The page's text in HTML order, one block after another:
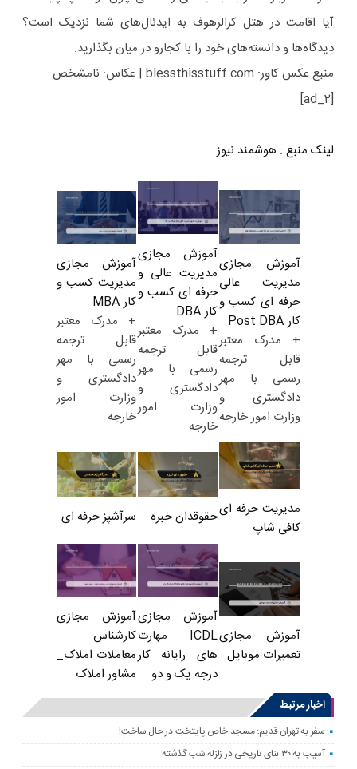
آیا اقامت در هتل کرالرهوف به ایدئال‌های شما نزدیک است؟
دیدگاه‌ها و دانسته‌های خود را با کجارو در میان بگذارید.
منبع عکس کاور: blessthisstuff.com | عکاس: نامشخص
[ad_2]
لینک منبع : هوشمند نیوز
آموزش مجازی
مدیریت عالی
حرفه ای کسب و
کار Post DBA
+ مدرک معتبر
قابل ترجمه
رسمی با مهر
دادگستری و
وزارت امور خارجه
آموزش مجازی
مدیریت عالی و
حرفه ای کسب و
کار DBA
+ مدرک معتبر
قابل ترجمه
رسمی با مهر
دادگستری و
وزارت امور
خارجه
آموزش مجازی
مدیریت کسب و
کار MBA
+ مدرک معتبر
قابل ترجمه
رسمی با مهر
دادگستری و
وزارت امور
خارجه
مدیریت حرفه ای
کافی شاپ
حقوقدان خبره سرآشپز حرفه ای
آموزش مجازی
تعمیرات موبایل
آموزش مجازی
ICDL مهارت
های رایانه کار
درجه یک و دو
آموزش مجازی
کارشناس
معاملات املاک_
مشاور املاک
اخبار مرتبط
سفر به تهران قدیم؛ مسجد خاص پایتخت در حال ساخت!
آسیب به ۳۰ بنای تاریخی در زلزله شب گذشته